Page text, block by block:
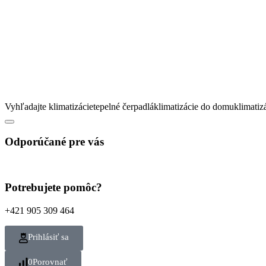
Vyhľadajte klimatizácietepelné čerpadláklimatizácie do domu
Odporúčané pre vás
Potrebujete pomôc?
+421 905 309 464
Prihlásiť sa
0Porovnať